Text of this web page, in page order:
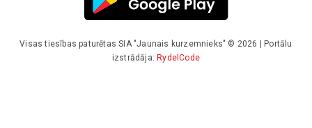
Visas tiesības paturētas SIA "Jaunais kurzemnieks" © 2026 | Portālu
izstrādāja:RydelCode